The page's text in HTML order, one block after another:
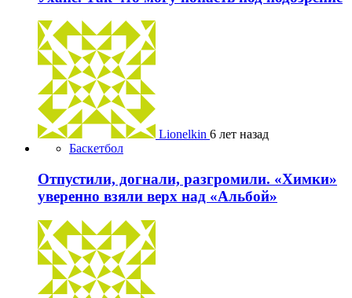
Lionelkin 6 лет назад
Баскетбол
Отпустили, догнали, разгромили. «Химки»
уверенно взяли верх над «Альбой»